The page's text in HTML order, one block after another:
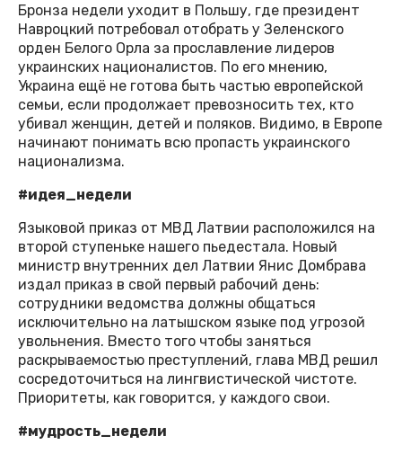
Бронза недели уходит в Польшу, где президент
Навроцкий потребовал отобрать у Зеленского
орден Белого Орла за прославление лидеров
украинских националистов. По его мнению,
Украина ещё не готова быть частью европейской
семьи, если продолжает превозносить тех, кто
убивал женщин, детей и поляков. Видимо, в Европе
начинают понимать всю пропасть украинского
национализма.
#идея_недели
Языковой приказ от МВД Латвии расположился на
второй ступеньке нашего пьедестала. Новый
министр внутренних дел Латвии Янис Домбрава
издал приказ в свой первый рабочий день:
сотрудники ведомства должны общаться
исключительно на латышском языке под угрозой
увольнения. Вместо того чтобы заняться
раскрываемостью преступлений, глава МВД решил
сосредоточиться на лингвистической чистоте.
Приоритеты, как говорится, у каждого свои.
#мудрость_недели